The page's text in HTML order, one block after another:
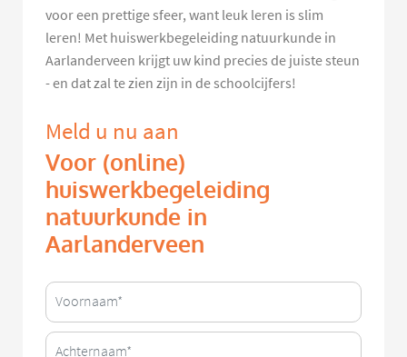
voor een prettige sfeer, want leuk leren is slim
leren! Met huiswerkbegeleiding natuurkunde in
Aarlanderveen krijgt uw kind precies de juiste steun
- en dat zal te zien zijn in de schoolcijfers!
Meld u nu aan
Voor (online)
huiswerkbegeleiding
natuurkunde in
Aarlanderveen